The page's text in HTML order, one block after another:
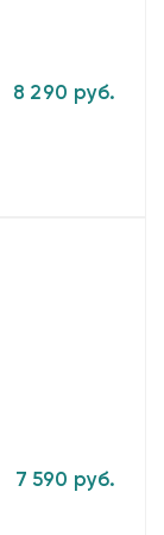
8 290 руб.
7 590 руб.